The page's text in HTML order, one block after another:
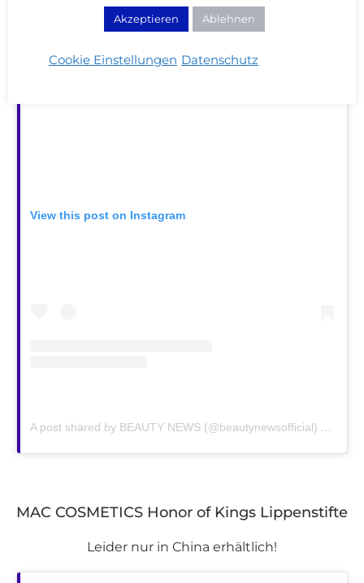
View this post on Instagram
A post shared by BEAUTY NEWS (@beautynewsofficial)
MAC COSMETICS Honor of Kings Lippenstifte
Leider nur in China erhältlich!
Akzeptieren Ablehnen
Cookie Einstellungen Datenschutz